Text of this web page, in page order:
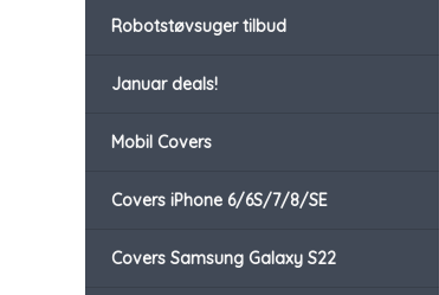
Robotstøvsuger tilbud
Januar deals!
Mobil Covers
Covers iPhone 6/6S/7/8/SE
Covers Samsung Galaxy S22